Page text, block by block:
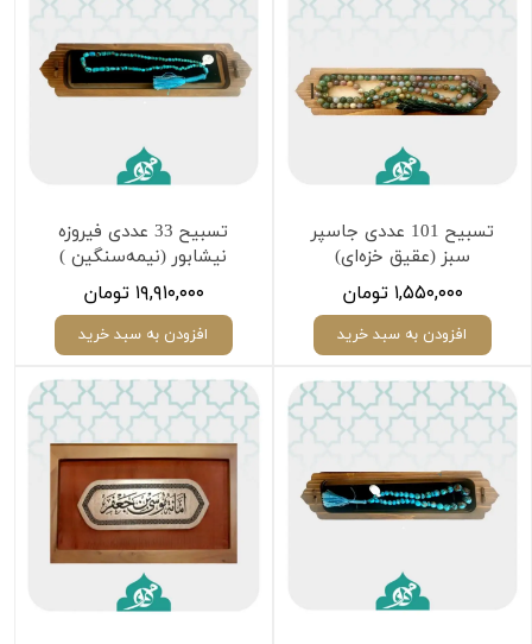
تسبیح 101 عددی جاسپر
سبز (عقیق خزه‌ای)
۱,۵۵۰,۰۰۰ تومان
افزودن به سبد خرید
تسبیح 33 عددی فیروزه
نیشابور (نیمه‌سنگین )
۱۹,۹۱۰,۰۰۰ تومان
افزودن به سبد خرید